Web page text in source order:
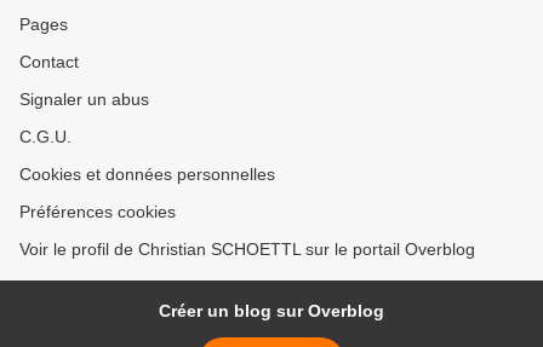
Pages
Contact
Signaler un abus
C.G.U.
Cookies et données personnelles
Préférences cookies
Voir le profil de Christian SCHOETTL sur le portail Overblog
Créer un blog sur Overblog